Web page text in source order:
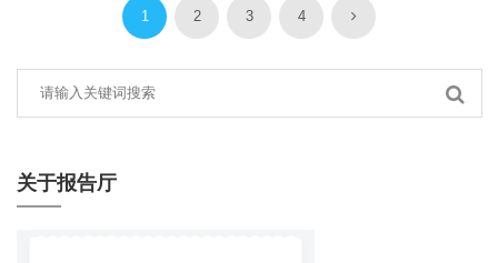
1 2 3 4
关于报告厅